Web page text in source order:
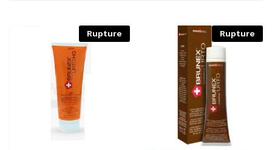
Rupture Rupture